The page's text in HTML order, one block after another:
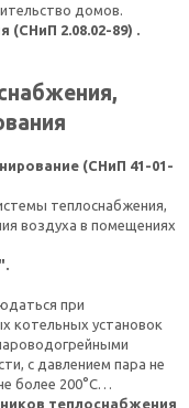
домов.
2.08.02-89) .
(СНиП 41-01-
теплоснабжения,
воздуха в помещениях
при
котельных установок
с давлением пара не
более 200°С…
теплоснабжения